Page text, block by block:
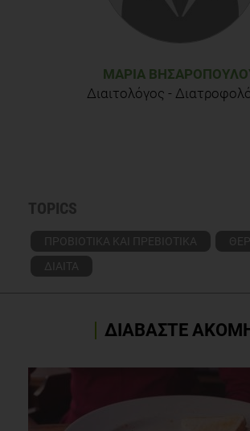
colonic microbiota: Introducing the concept
Nutr. ; {1995}. 125, 1401–1412.
ΜΑΡΊΑ
Διαιτολόγος -
TOPICS
ΠΡΟΒΙΟΤΙΚΑ ΚΑΙ ΠΡΕΒΙΟΤΙΚΑ
ΔΙΑΙΤΑ
ΔΙΑΒΑΣΤΕ